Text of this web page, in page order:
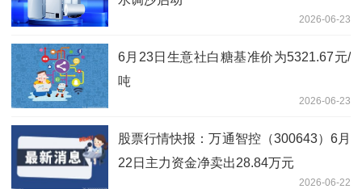
2026-06-23
6月23日生意社白糖基准价为5321.67元/
吨
2026-06-23
股票行情快报：万通智控（300643）6月
22日主力资金净卖出28.84万元
2026-06-22